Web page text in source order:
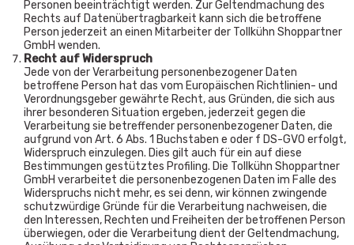
Personen beeinträchtigt werden. Zur Geltendmachung des
Rechts auf Datenübertragbarkeit kann sich die betroffene
Person jederzeit an einen Mitarbeiter der Tollkühn Shoppartner
GmbH wenden.
Recht auf Widerspruch
Jede von der Verarbeitung personenbezogener Daten
betroffene Person hat das vom Europäischen Richtlinien- und
Verordnungsgeber gewährte Recht, aus Gründen, die sich aus
ihrer besonderen Situation ergeben, jederzeit gegen die
Verarbeitung sie betreffender personenbezogener Daten, die
aufgrund von Art. 6 Abs. 1 Buchstaben e oder f DS-GVO erfolgt,
Widerspruch einzulegen. Dies gilt auch für ein auf diese
Bestimmungen gestütztes Profiling. Die Tollkühn Shoppartner
GmbH verarbeitet die personenbezogenen Daten im Falle des
Widerspruchs nicht mehr, es sei denn, wir können zwingende
schutzwürdige Gründe für die Verarbeitung nachweisen, die
den Interessen, Rechten und Freiheiten der betroffenen Person
überwiegen, oder die Verarbeitung dient der Geltendmachung,